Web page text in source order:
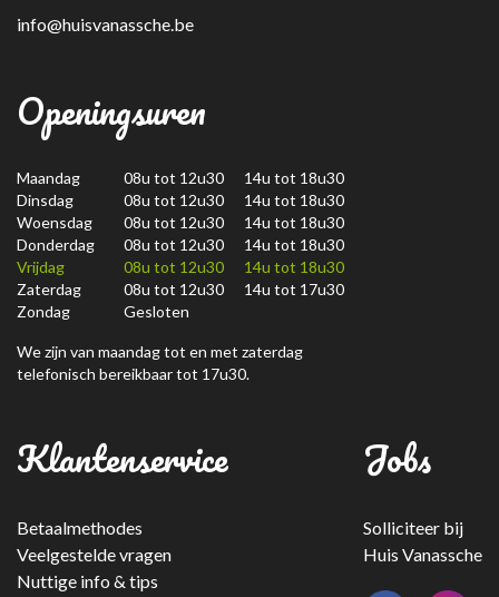
info@huisvanassche.be
Openingsuren
Maandag
08u tot 12u30 14u tot 18u30
Dinsdag
08u tot 12u30 14u tot 18u30
Woensdag
08u tot 12u30 14u tot 18u30
Donderdag
08u tot 12u30 14u tot 18u30
Vrijdag
08u tot 12u30 14u tot 18u30
Zaterdag
08u tot 12u30 14u tot 17u30
Zondag
Gesloten
We zijn van maandag tot en met zaterdag
telefonisch bereikbaar tot 17u30.
Klantenservice
Betaalmethodes
Veelgestelde vragen
Nuttige info & tips
Jobs
Solliciteer bij
Huis Vanassche